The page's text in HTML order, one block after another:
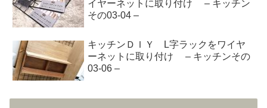
イヤーネットに取り付け – キッチン
その03-04 –
キッチンＤＩＹ L字ラックをワイヤ
ーネットに取り付け – キッチンその
03-06 –